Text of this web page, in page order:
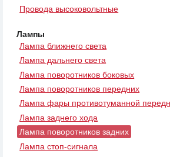
Провода высоковольтные
Лампы
Лампа ближнего света
Лампа дальнего света
Лампа поворотников боковых
Лампа поворотников передних
Лампа фары противотуманной
Лампа заднего хода
Лампа поворотников задних
Лампа стоп-сигнала